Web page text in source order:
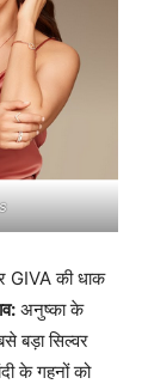
GIVA की धाक
अनुष्का के
बड़ा सिल्वर
के गहनों को